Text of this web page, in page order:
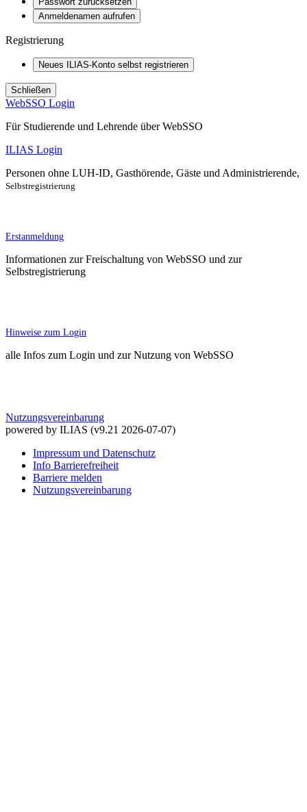
Anmeldenamen aufrufen
Registrierung
Neues ILIAS-Konto selbst registrieren
Schließen
WebSSO Login
Für Studierende und Lehrende über WebSSO
ILIAS Login
Personen ohne LUH-ID, Gasthörende, Gäste und Administrierende,
Selbstregistrierung
Erstanmeldung
Informationen zur Freischaltung von WebSSO und zur
Selbstregistrierung
Hinweise zum Login
alle Infos zum Login und zur Nutzung von WebSSO
Nutzungsvereinbarung
powered by ILIAS (v9.21 2026-07-07)
Impressum und Datenschutz
Info Barrierefreiheit
Barriere melden
Nutzungsvereinbarung